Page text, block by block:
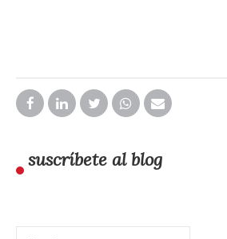
suscríbete al blog